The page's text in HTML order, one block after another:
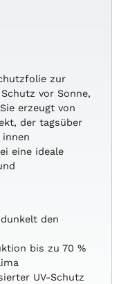
zur
vor Sonne,
erzeugt von
der tagsüber
eine ideale
den
bis zu 70 %
UV-Schutz